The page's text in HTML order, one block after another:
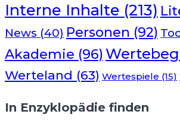
Interne Inhalte (213)
News (40) Personen (92)
Akademie (96)
Werteland (63) Wertespiele (15)
In Enzyklopädie finden